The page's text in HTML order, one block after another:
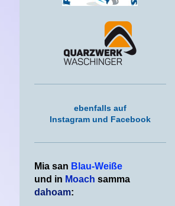
ebenfalls auf
Instagram und Facebook
Mia san Blau-Weiße
und in Moach samma
dahoam: